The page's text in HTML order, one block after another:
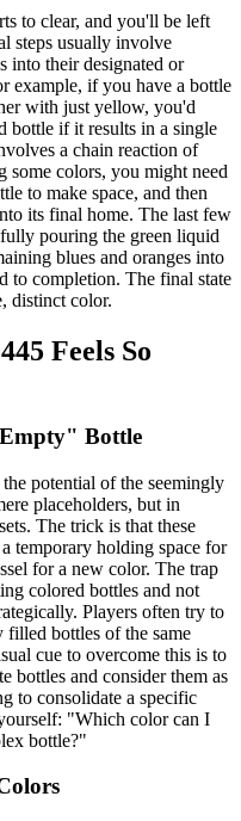
to clear, and you'll be left
steps usually involve
into their designated or
example, if you have a bottle
with just yellow, you'd
bottle if it results in a single
a chain reaction of
some colors, you might need
to make space, and then
its final home. The last few
pouring the green liquid
blues and oranges into
to completion. The final state
distinct color.
Feels So
Bottle
potential of the seemingly
placeholders, but in
The trick is that these
temporary holding space for
for a new color. The trap
colored bottles and not
Players often try to
bottles of the same
cue to overcome this is to
bottles and consider them as
to consolidate a specific
"Which color can I
bottle?"